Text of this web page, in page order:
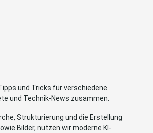
und Tricks für verschiedene
und Technik-News zusammen.
Strukturierung und die Erstellung
Bilder, nutzen wir moderne KI-